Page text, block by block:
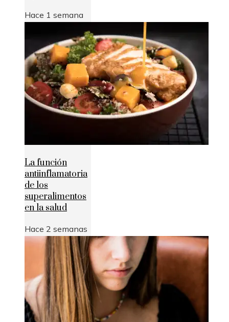
Hace 1 semana
La función
antiinflamatoria
de los
superalimentos
en la salud
Hace 2 semanas